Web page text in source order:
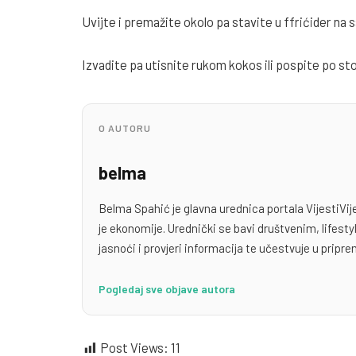
Uvijte i premažite okolo pa stavite u ffrićider na
Izvadite pa utisnite rukom kokos ili pospite po
O AUTORU
belma
Belma Spahić je glavna urednica portala
je ekonomije. Urednički se bavi društvenim,
jasnoći i provjeri informacija te učestvuje u
Pogledaj sve objave autora
Post Views: 11